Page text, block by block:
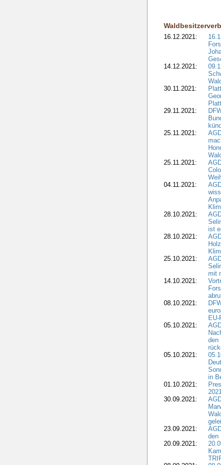
16.12.2021:
14.12.2021:
30.11.2021:
29.11.2021:
25.11.2021:
25.11.2021:
04.11.2021:
28.10.2021:
ist
28.10.2021:
25.10.2021:
mit
14.10.2021:
08.10.2021:
05.10.2021:
den
05.10.2021:
in
01.10.2021:
30.09.2021:
23.09.2021:
den
20.09.2021: